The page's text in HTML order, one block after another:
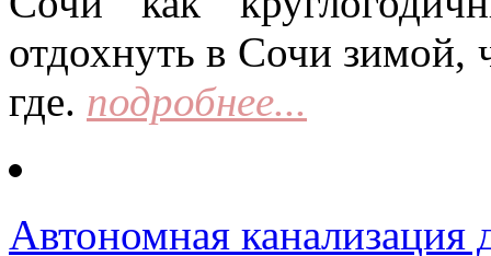
отдохнуть в Сочи зимой,
где. подробнее...
Автономная канализация